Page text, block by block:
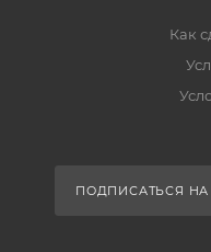
Как
ПОДПИСАТЬСЯ